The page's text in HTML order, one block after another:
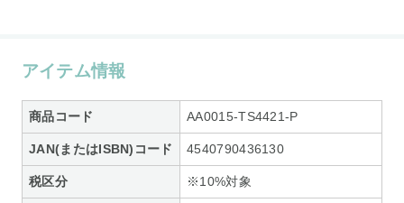
アイテム情報
商品コード AA0015-TS4421-P
JAN(またはISBN)コード 4540790436130
税区分 ※10%対象